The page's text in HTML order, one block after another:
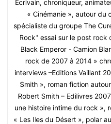
Ecrivain, chroniqueur,
« Cinémanie », autour du
spécialiste du groupe The
Rock" essai sur le post rock
Black Emperor - Camion
rock de 2007 à 2014 »
interviews –Editions Vaillant
Smith », roman fiction
Robert Smith – Edilivres
une histoire intime du rock »,
« Les Iles du Désert », polar